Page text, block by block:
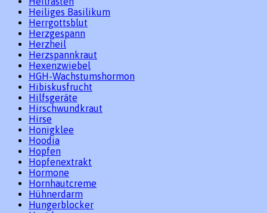
Heiliges Basilikum
Herrgottsblut
Herzgespann
Herzheil
Herzspannkraut
Hexenzwiebel
HGH-Wachstumshormon
Hibiskusfrucht
Hilfsgeräte
Hirschwundkraut
Hirse
Honigklee
Hoodia
Hopfen
Hopfenextrakt
Hormone
Hornhautcreme
Hühnerdarm
Hungerblocker